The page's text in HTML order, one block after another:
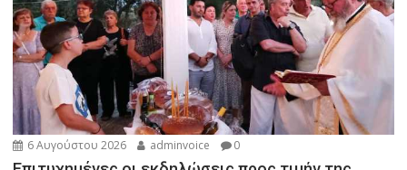
6 Αυγούστου 2026 adminvoice 0